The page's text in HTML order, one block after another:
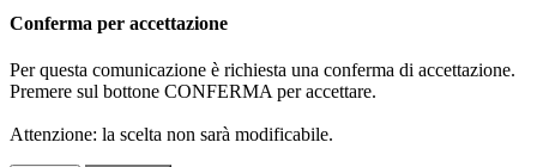
Conferma per accettazione
Per questa comunicazione è richiesta una conferma di accettazione.
Premere sul bottone CONFERMA per accettare.
Attenzione: la scelta non sarà modificabile.